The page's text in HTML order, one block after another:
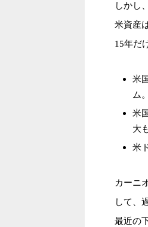
しかし
米資産
15年だ
米
ム。
米
大
米
カーニ
して、
最近の